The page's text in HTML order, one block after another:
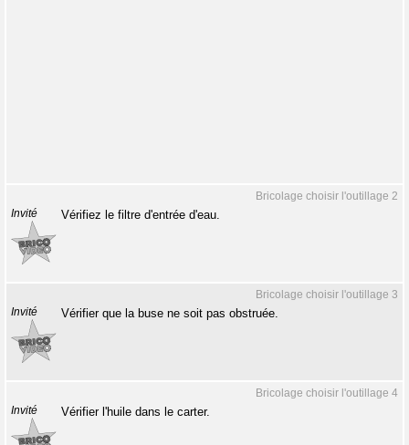
Bricolage choisir l'outillage 2
Invité Vérifiez le filtre d'entrée d'eau.
Bricolage choisir l'outillage 3
Invité Vérifier que la buse ne soit pas obstruée.
Bricolage choisir l'outillage 4
Invité Vérifier l'huile dans le carter.